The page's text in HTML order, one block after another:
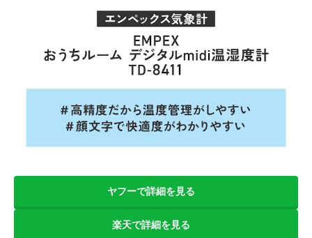
ヤフーで詳細を見る
楽天で詳細を見る